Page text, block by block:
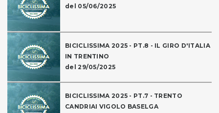
del 05/06/2025
BICICLISSIMA 2025 - PT.8 - IL GIRO D'ITALIA
IN TRENTINO
del 29/05/2025
BICICLISSIMA 2025 - PT.7 - TRENTO
CANDRIAI VIGOLO BASELGA